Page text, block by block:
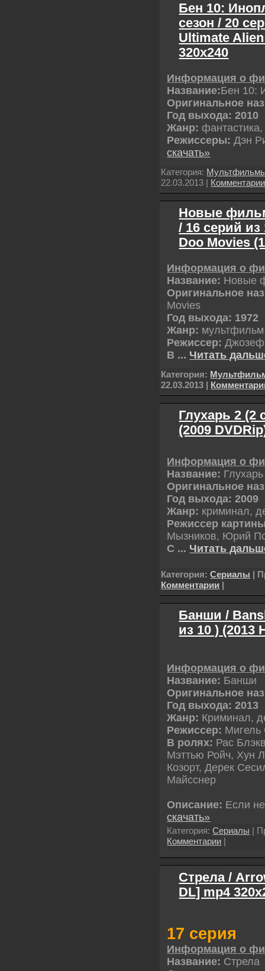
Бен 10:
сезон / 20
Ultimate
320x240
Информация о
Название:Бен 10:
Оригинальное
Год выхода: 2010
Жанр:
Режиссеры: Дэн
скачать»
Категория:
22.03.2013 | Комментарии
Новые
/ 16 серий из
Doo Movies
Информация о
Название: Новые
Оригинальное
Movies
Год выхода: 1972
Жанр: мультфильм
Режиссер: Джозеф
В ... Читать
Категория:
22.03.2013 |
Глухарь 2 (2
(2009
Информация о
Название:
Оригинальное
Год выхода: 2009
Жанр: криминал,
Режиссер
Мызников, Юрий
С ... Читать
Категория:Сериалы |
Комментарии |
Банши /
из 10 ) (2013
Информация о
Название: Банши
Оригинальное
Год выхода: 2013
Жанр: Криминал,
Режиссер: Мигель
В ролях: Рас
Мэттью Ройч, Хун
Козорт, Дерек
Майсснер
Описание: Если
скачать»
Категория:Сериалы |
Комментарии |
Стрела /
DL] mp4
17 серия
Информация о
Название: Стрела